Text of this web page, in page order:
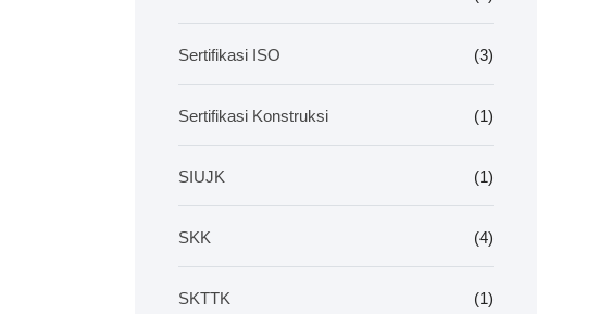
Sertifikasi ISO (3)
Sertifikasi Konstruksi (1)
SIUJK (1)
SKK (4)
SKTTK (1)